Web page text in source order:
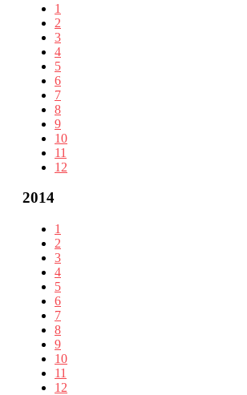
1
2
3
4
5
6
7
8
9
10
11
12
2014
1
2
3
4
5
6
7
8
9
10
11
12